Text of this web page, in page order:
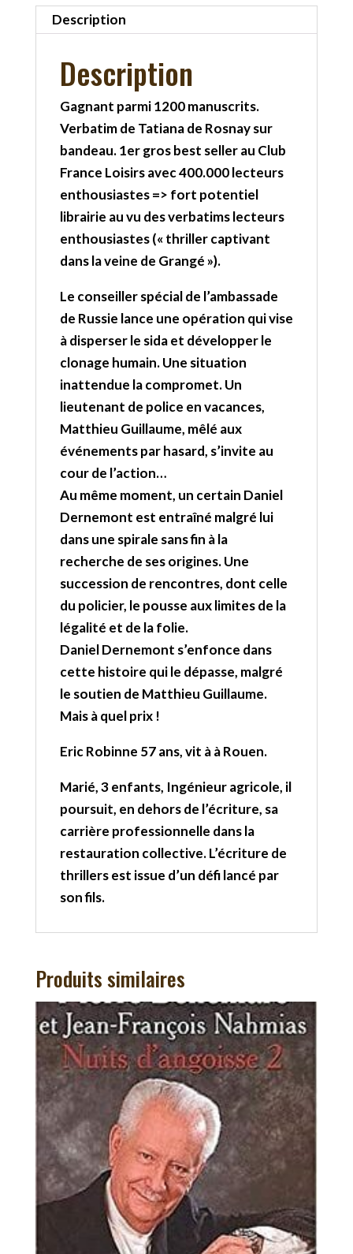
Description
Description
Gagnant parmi 1200 manuscrits.
Verbatim de Tatiana de Rosnay sur
bandeau. 1er gros best seller au Club
France Loisirs avec 400.000 lecteurs
enthousiastes => fort potentiel
librairie au vu des verbatims lecteurs
enthousiastes (« thriller captivant
dans la veine de Grangé »).
Le conseiller spécial de l’ambassade
de Russie lance une opération qui vise
à disperser le sida et développer le
clonage humain. Une situation
inattendue la compromet. Un
lieutenant de police en vacances,
Matthieu Guillaume, mêlé aux
événements par hasard, s’invite au
cour de l’action…
Au même moment, un certain Daniel
Dernemont est entraîné malgré lui
dans une spirale sans fin à la
recherche de ses origines. Une
succession de rencontres, dont celle
du policier, le pousse aux limites de la
légalité et de la folie.
Daniel Dernemont s’enfonce dans
cette histoire qui le dépasse, malgré
le soutien de Matthieu Guillaume.
Mais à quel prix !
Eric Robinne 57 ans, vit à à Rouen.
Marié, 3 enfants, Ingénieur agricole, il
poursuit, en dehors de l’écriture, sa
carrière professionnelle dans la
restauration collective. L’écriture de
thrillers est issue d’un défi lancé par
son fils.
Produits similaires